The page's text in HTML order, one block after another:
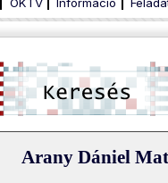
Arany Dániel